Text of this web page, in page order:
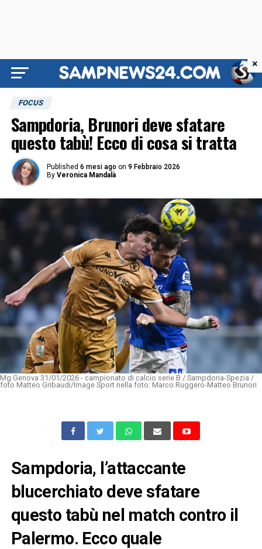
FOCUS
Sampdoria, Brunori deve sfatare
questo tabù! Ecco di cosa si tratta
Published 6 mesi ago on 9 Febbraio 2026
By Veronica Mandalà
Mg Genova 31/01/2026 - campionato di calcio serie B / Sampdoria-Spezia /
foto Matteo Gribaudi/Image Sport nella foto: Marco Ruggero-Matteo Brunori
Sampdoria, l’attaccante
blucerchiato deve sfatare
questo tabù nel match contro il
Palermo. Ecco quale
×